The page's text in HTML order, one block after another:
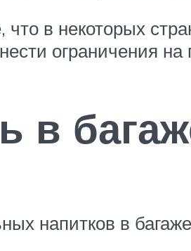
в некоторых
ограничения на
в
напитков в багаже